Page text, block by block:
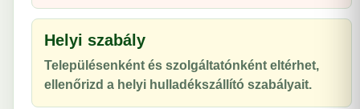
Helyi szabály
Településenként és szolgáltatónként eltérhet,
ellenőrizd a helyi hulladékszállító szabályait.